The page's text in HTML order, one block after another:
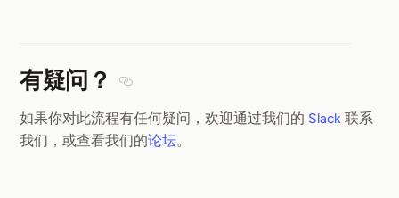
有疑问？
如果你对此流程有任何疑问，欢迎通过我们的 Slack 联系
我们，或查看我们的论坛。